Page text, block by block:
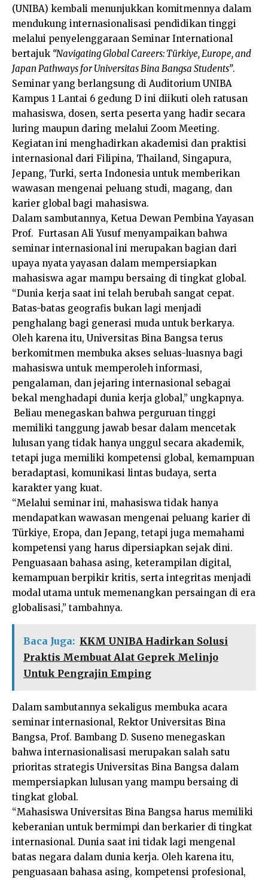
(UNIBA) kembali menunjukkan komitmennya dalam
mendukung internasionalisasi pendidikan tinggi
melalui penyelenggaraan Seminar International
bertajuk “Navigating Global Careers: Türkiye, Europe, and
Japan Pathways for Universitas Bina Bangsa Students”.
Seminar yang berlangsung di Auditorium UNIBA
Kampus 1 Lantai 6 gedung D ini diikuti oleh ratusan
mahasiswa, dosen, serta peserta yang hadir secara
luring maupun daring melalui Zoom Meeting.
Kegiatan ini menghadirkan akademisi dan praktisi
internasional dari Filipina, Thailand, Singapura,
Jepang, Turki, serta Indonesia untuk memberikan
wawasan mengenai peluang studi, magang, dan
karier global bagi mahasiswa.
Dalam sambutannya, Ketua Dewan Pembina Yayasan
Prof. Furtasan Ali Yusuf menyampaikan bahwa
seminar internasional ini merupakan bagian dari
upaya nyata yayasan dalam mempersiapkan
mahasiswa agar mampu bersaing di tingkat global.
“Dunia kerja saat ini telah berubah sangat cepat.
Batas-batas geografis bukan lagi menjadi
penghalang bagi generasi muda untuk berkarya.
Oleh karena itu, Universitas Bina Bangsa terus
berkomitmen membuka akses seluas-luasnya bagi
mahasiswa untuk memperoleh informasi,
pengalaman, dan jejaring internasional sebagai
bekal menghadapi dunia kerja global,” ungkapnya.
Beliau menegaskan bahwa perguruan tinggi
memiliki tanggung jawab besar dalam mencetak
lulusan yang tidak hanya unggul secara akademik,
tetapi juga memiliki kompetensi global, kemampuan
beradaptasi, komunikasi lintas budaya, serta
karakter yang kuat.
“Melalui seminar ini, mahasiswa tidak hanya
mendapatkan wawasan mengenai peluang karier di
Türkiye, Eropa, dan Jepang, tetapi juga memahami
kompetensi yang harus dipersiapkan sejak dini.
Penguasaan bahasa asing, keterampilan digital,
kemampuan berpikir kritis, serta integritas menjadi
modal utama untuk memenangkan persaingan di era
globalisasi,” tambahnya.
Baca Juga: KKM UNIBA Hadirkan Solusi
Praktis Membuat Alat Geprek Melinjo
Untuk Pengrajin Emping
Dalam sambutannya sekaligus membuka acara
seminar internasional, Rektor Universitas Bina
Bangsa, Prof. Bambang D. Suseno menegaskan
bahwa internasionalisasi merupakan salah satu
prioritas strategis Universitas Bina Bangsa dalam
mempersiapkan lulusan yang mampu bersaing di
tingkat global.
“Mahasiswa Universitas Bina Bangsa harus memiliki
keberanian untuk bermimpi dan berkarier di tingkat
internasional. Dunia saat ini tidak lagi mengenal
batas negara dalam dunia kerja. Oleh karena itu,
penguasaan bahasa asing, kompetensi profesional,